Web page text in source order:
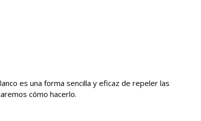
es una forma sencilla y eficaz de repeler las
cómo hacerlo.